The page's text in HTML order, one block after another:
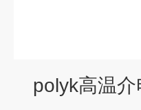
polyk高温